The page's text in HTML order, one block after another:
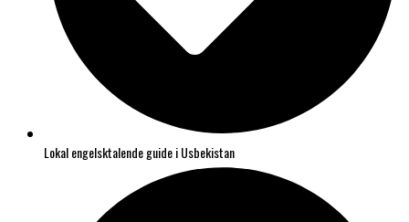
Lokal engelsktalende guide i Usbekistan